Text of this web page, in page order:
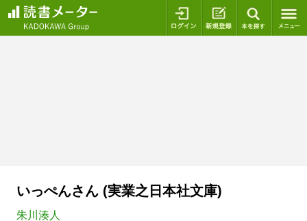
ログイン 新規登録
いっぺんさん (実業之日本社文庫)
朱川湊人